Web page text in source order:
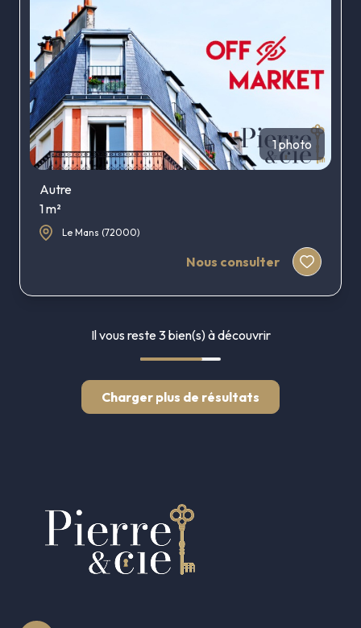
1 photo
Autre
1 m²
Le Mans (72000)
Nous consulter
Il vous reste3bien(s) à découvrir
Charger plus de résultats